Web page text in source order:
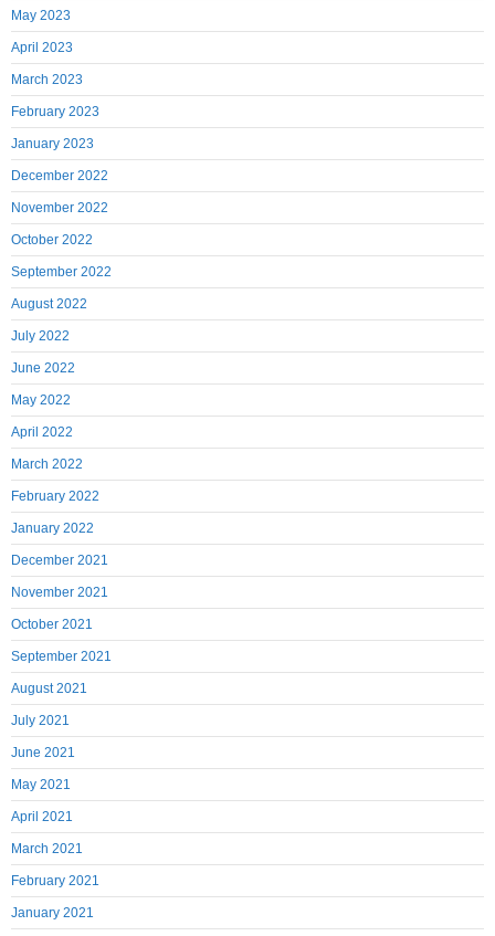
May 2023
April 2023
March 2023
February 2023
January 2023
December 2022
November 2022
October 2022
September 2022
August 2022
July 2022
June 2022
May 2022
April 2022
March 2022
February 2022
January 2022
December 2021
November 2021
October 2021
September 2021
August 2021
July 2021
June 2021
May 2021
April 2021
March 2021
February 2021
January 2021